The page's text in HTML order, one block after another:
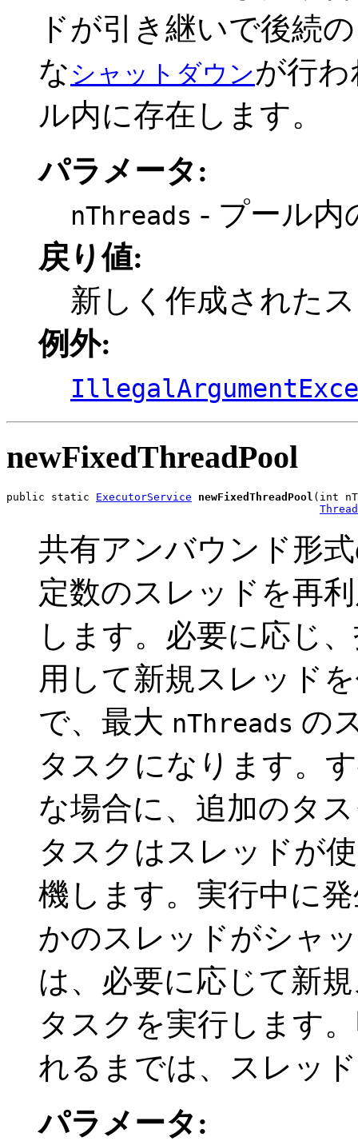
ドが引き継いで後続
なシャットダウンが行
ル内に存在します。
パラメータ:
nThreads - プール内
戻り値:
新しく作成された
例外:
newFixedThreadPool
public static ExecutorService newFixedThreadPool (int
共有アンバウンド形
定数のスレッドを再
します。必要に応じ
用して新規スレッド
で、最大 nThreads の
タスクになります。
な場合に、追加のタ
タスクはスレッドが
機します。実行中に
かのスレッドがシャ
は、必要に応じて新
タスクを実行します
れるまでは、スレッ
パラメータ: